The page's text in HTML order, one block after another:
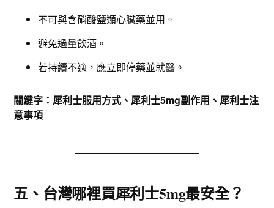
不可與含硝酸鹽類心臟藥並用。
避免過量飲酒。
若持續不適，應立即停藥並就醫。
關鍵字：犀利士服用方式、 犀利士5mg副作用 、犀利士注
意事項
五、台灣哪裡買犀利士5mg最安全？